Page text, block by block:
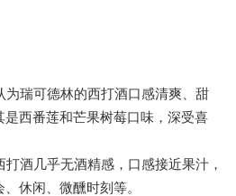
瑞可德林的西打酒口感清爽、甜
西番莲和芒果树莓口味，深受喜
酒几乎无酒精感，口感接近果汁，
休闲、微醺时刻等。